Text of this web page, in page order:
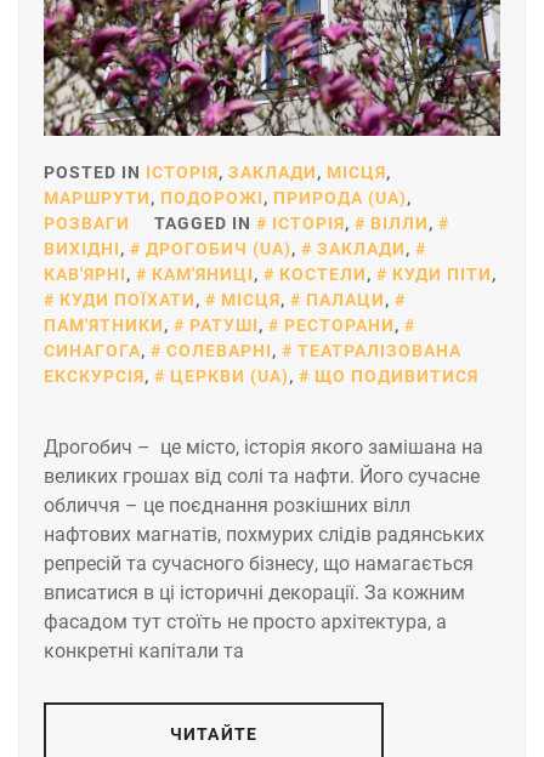
POSTED IN ІСТОРІЯ, ЗАКЛАДИ, МІСЦЯ,
МАРШРУТИ, ПОДОРОЖІ, ПРИРОДА (UA),
РОЗВАГИ
TAGGED IN ІСТОРІЯ, ВІЛЛИ,
ВИХІДНІ, ДРОГОБИЧ (UA), ЗАКЛАДИ,
КАВ'ЯРНІ, КАМ'ЯНИЦІ, КОСТЕЛИ, КУДИ ПІТИ,
КУДИ ПОЇХАТИ, МІСЦЯ, ПАЛАЦИ,
ПАМ'ЯТНИКИ, РАТУШІ, РЕСТОРАНИ,
СИНАГОГА, СОЛЕВАРНІ,
ТЕАТРАЛІЗОВАНА
ЕКСКУРСІЯ, ЦЕРКВИ (UA), ЩО ПОДИВИТИСЯ
Дрогобич – це місто, історія якого замішана на
великих грошах від солі та нафти. Його сучасне
обличчя – це поєднання розкішних вілл
нафтових магнатів, похмурих слідів радянських
репресій та сучасного бізнесу, що намагається
вписатися в ці історичні декорації. За кожним
фасадом тут стоїть не просто архітектура, а
конкретні капітали та
ЧИТАЙТЕ